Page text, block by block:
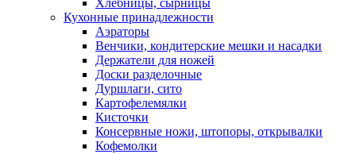
Хлебницы, сырницы
Кухонные принадлежности
Аэраторы
Венчики, кондитерские мешки и насадки
Держатели для ножей
Доски разделочные
Дуршлаги, сито
Картофелемялки
Кисточки
Консервные ножи, штопоры, открывалки
Кофемолки